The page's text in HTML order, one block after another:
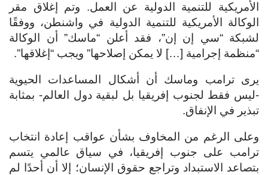
الأمريكية للتنمية الدولية عن العمل. وتم إغلاق مقر
الوكالة الأمريكية للتنمية الدولية في واشنطن، ووفقًا
لشبكة “سي إن إن”، فقد أعلن “ماسك” أن الوكالة
“منظمة إجرامية […] لا يمكن إصلاحها” ويجب “إغلاقها”.
يرى ترامب وماسك أن أشكال المساعدات الحيوية
-ليس فقط لجنوب إفريقيا بل لبقية دول العالم- بمثابة
تبذير في الإنفاق.
وعلى الرغم من المخاوف بشأن عواقب إعادة انتخاب
ترامب على جنوب إفريقيا، في سياق عالمي يتسم
بتصاعد الاستبداد وتراجع حقوق الإنسان؛ إلا أن أحدًا لم